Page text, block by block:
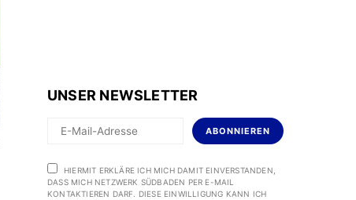
UNSER NEWSLETTER
ABONNIEREN
HIERMIT ERKLÄRE ICH MICH DAMIT EINVERSTANDEN,
DASS MICH NETZWERK SÜDBADEN PER E-MAIL
KONTAKTIEREN DARF. DIESE EINWILLIGUNG KANN ICH